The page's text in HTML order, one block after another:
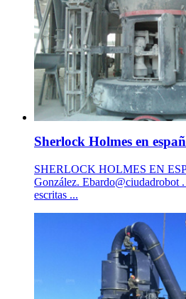
Sherlock Holmes en
SHERLOCK HOLMES EN
González. Ebardo@ciudadrobot
escritas ...